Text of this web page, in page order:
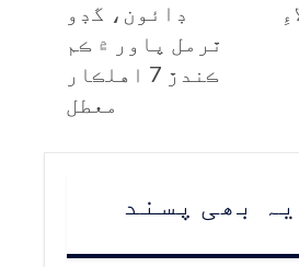
ڊائون، گڊو
ٿرمل پاور ۾ ڪم
ڪندڙ 7 اهلڪار
معطل
بھی پسند